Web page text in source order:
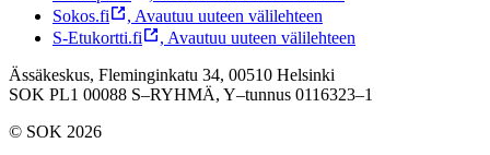
Sokos.fi
, Avautuu uuteen välilehteen
S-Etukortti.fi
, Avautuu uuteen välilehteen
Ässäkeskus, Fleminginkatu 34, 00510 Helsinki
SOK PL1 00088 S–RYHMÄ, Y–tunnus 0116323–1
© SOK 2026